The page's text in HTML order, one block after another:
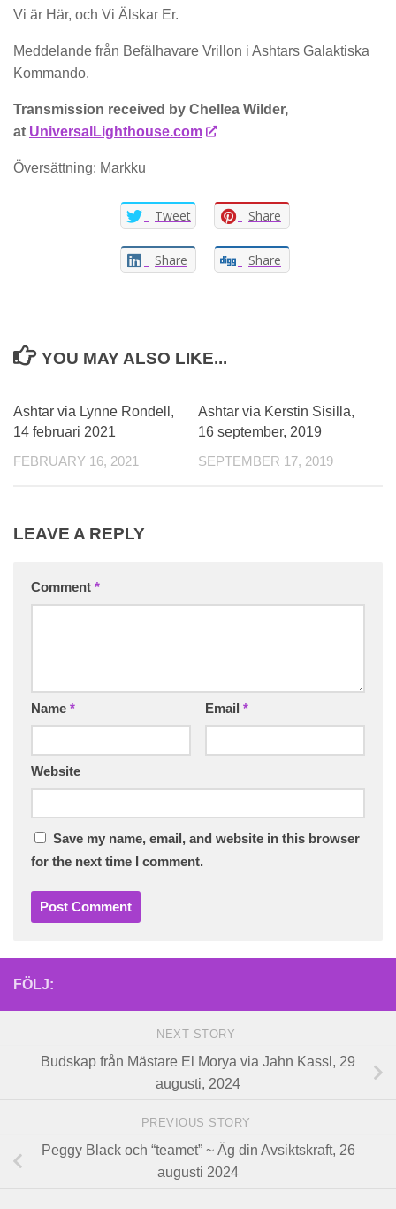
Vi är Här, och Vi Älskar Er.
Meddelande från Befälhavare Vrillon i Ashtars Galaktiska
Kommando.
Transmission received by Chellea Wilder,
at UniversalLighthouse.com
Översättning: Markku
Tweet Share
Share Share
YOU MAY ALSO LIKE...
Ashtar via Lynne Rondell,
14 februari 2021
FEBRUARY 16, 2021
Ashtar via Kerstin Sisilla,
16 september, 2019
SEPTEMBER 17, 2019
LEAVE A REPLY
Comment *
Name * Email *
Website
Save my name, email, and website in this browser
for the next time I comment.
FÖLJ:
NEXT STORY
Budskap från Mästare El Morya via Jahn Kassl, 29
augusti, 2024
PREVIOUS STORY
Peggy Black och “teamet” ~ Äg din Avsiktskraft, 26
augusti 2024